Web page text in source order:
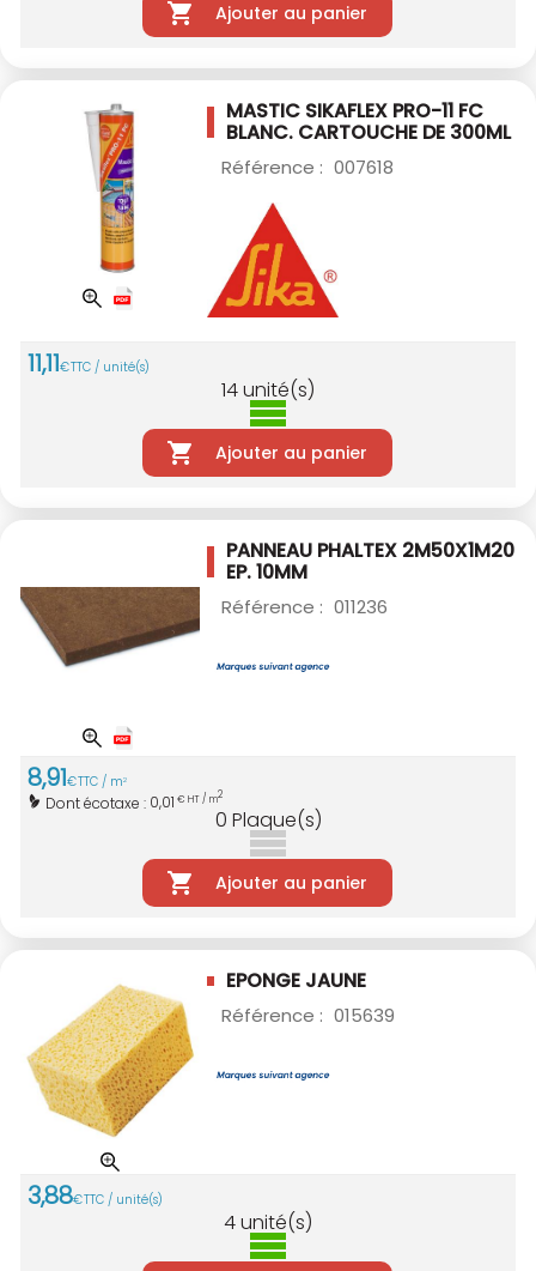
Ajouter au panier
MASTIC SIKAFLEX PRO-11 FC
BLANC. CARTOUCHE DE 300ML
Référence : 007618
11,11€TTC / unité(s)
14unité(s)
Ajouter au panier
PANNEAU PHALTEX 2M50X1M20
EP. 10MM
Référence : 011236
8,91€TTC / m2
Dont écotaxe : 0,01 € HT / m2
0 Plaque(s)
Ajouter au panier
EPONGE JAUNE
Référence : 015639
3,88€TTC / unité(s)
4unité(s)